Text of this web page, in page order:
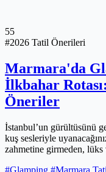
55
#2026 Tatil Önerileri
Marmara'da
İlkbahar
Öneriler
İstanbul’un gürültüsünü
kuş sesleriyle
zahmetine girmeden, lüks
#Glamping #Marmara